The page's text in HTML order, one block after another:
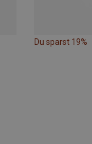
Du sparst 19%